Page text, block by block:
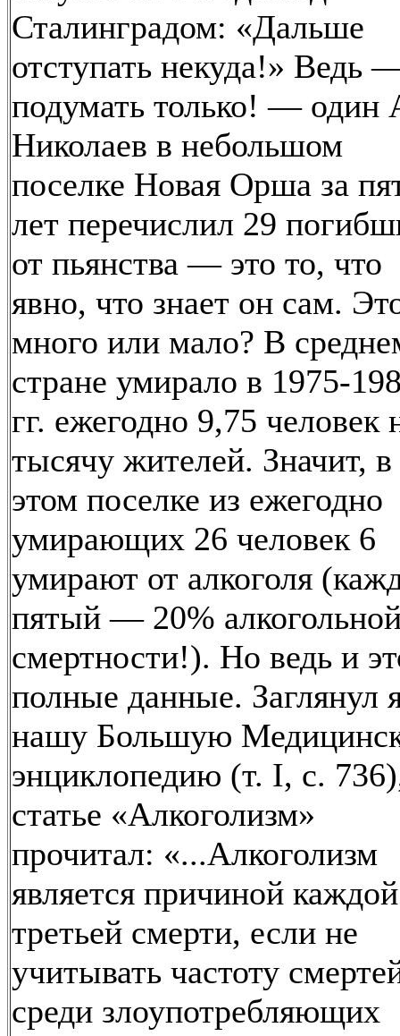
Сталинградом: «Дальше
отступать некуда!» Ведь
подумать только! — один
Николаев в небольшом
поселке Новая Орша за
лет перечислил 29
от пьянства — это то, что
явно, что знает он сам.
много или мало? В
стране умирало в 1975-
гг. ежегодно 9,75 человек
тысячу жителей. Значит, в
этом поселке из ежегодно
умирающих 26 человек 6
умирают от алкоголя
пятый — 20%
смертности!). Но ведь и
полные данные. Заглянул
нашу Большую
энциклопедию (т. I, с.
статье «Алкоголизм»
прочитал: «...Алкоголизм
является причиной каждой
третьей смерти, если не
учитывать частоту
среди злоупотребляющих